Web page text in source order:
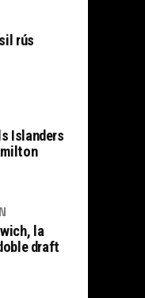
rús
Islanders
la
draft